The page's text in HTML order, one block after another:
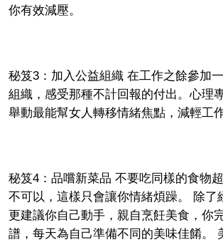
你有效減壓。
秘笈3：加入公益組織 在工作之餘參加
組織，感受那種不計回報的付出。心理
舉動最能幫女人轉移情緒焦點，減輕工
秘笈4：品嚐新菜品 不要吃同樣的食物
不可以，這樣只會讓你情緒煩躁。 除了​​
更建議你自己動手，親自烹飪美食，你
譜，每天為自己準備不同的美味佳餚。